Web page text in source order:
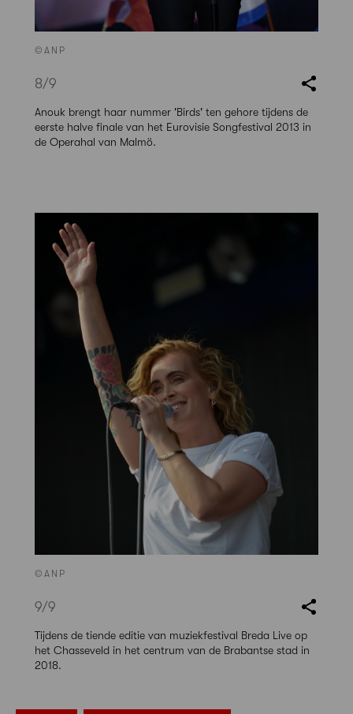
©ANP
8/9
Anouk brengt haar nummer 'Birds' ten gehore tijdens de
eerste halve finale van het Eurovisie Songfestival 2013 in
de Operahal van Malmö.
©ANP
9/9
Tijdens de tiende editie van muziekfestival Breda Live op
het Chasseveld in het centrum van de Brabantse stad in
2018.